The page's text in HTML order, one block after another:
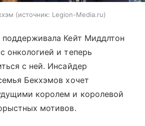
источник: Legion-Media.ru
поддерживала Кейт Миддлтон
онкологией и теперь
с ней. Инсайдер
Бекхэмов хочет
королем и королевой
мотивов.